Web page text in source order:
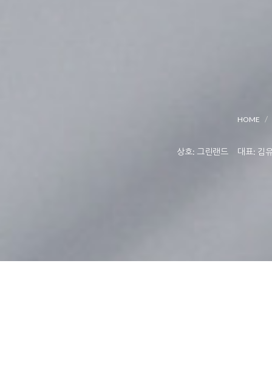
HOME
상호: 그린랜드 대표: 김